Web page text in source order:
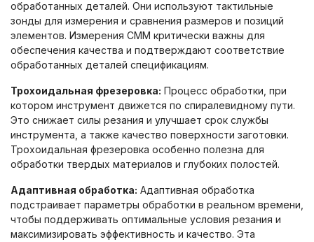
обработанных деталей. Они используют тактильные
зонды для измерения и сравнения размеров и позиций
элементов. Измерения CMM критически важны для
обеспечения качества и подтверждают соответствие
обработанных деталей спецификациям.
Трохоидальная фрезеровка: Процесс обработки, при
котором инструмент движется по спиралевидному пути.
Это снижает силы резания и улучшает срок службы
инструмента, а также качество поверхности заготовки.
Трохоидальная фрезеровка особенно полезна для
обработки твердых материалов и глубоких полостей.
Адаптивная обработка: Адаптивная обработка
подстраивает параметры обработки в реальном времени,
чтобы поддерживать оптимальные условия резания и
максимизировать эффективность и качество. Эта